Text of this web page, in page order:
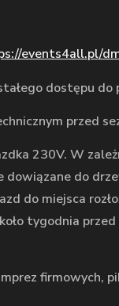
events4all.pl/
dostępu do
przed
230V. W
do
do miejsca
tygodnia
firmowych,